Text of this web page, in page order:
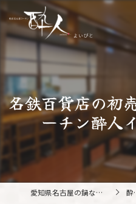
名鉄百貨店の初
ーチン酔人
愛知県名古屋の鍋なら純系名古屋コーチン 酔人 酔人ブログ